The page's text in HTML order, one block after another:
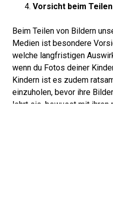
Vorsicht beim
Beim Teilen von Bildern
Medien ist besondere
welche langfristigen
wenn du Fotos deiner
Kindern ist es zudem
einzuholen, bevor ihre
lehrt sie, bewusst mit ihren